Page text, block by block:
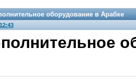
оборудование в Арабке